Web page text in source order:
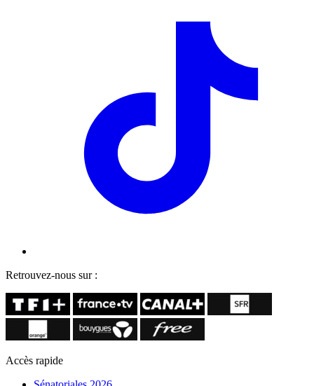
Retrouvez-nous sur :
Accès rapide